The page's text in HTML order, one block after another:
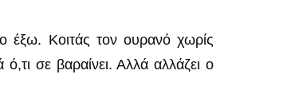
έξω. Κοιτάς τον ουρανό χωρίς
σε βαραίνει. Αλλά αλλάζει ο